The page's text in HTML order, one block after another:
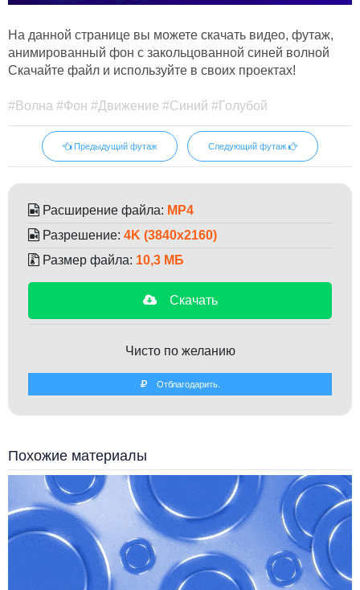
На данной странице вы можете скачать видео, футаж,
анимированный фон с закольцованной синей волной
Скачайте файл и используйте в своих проектах!
#Волна #Фон #Движение #Синий #Голубой
Предыдущий футаж Следующий футаж
Расширение файла: MP4
Разрешение: 4K (3840x2160)
Размер файла: 10,3 МБ
Скачать
Чисто по желанию
Отблагодарить.
Похожие материалы